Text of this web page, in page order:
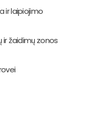
ir laipiojimo
ir žaidimų zonos